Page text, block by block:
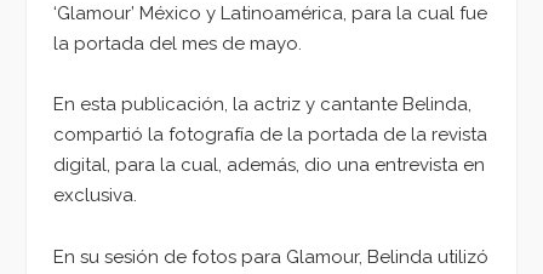
‘Glamour’ México y Latinoamérica, para la cual fue
la portada del mes de mayo.
En esta publicación, la actriz y cantante Belinda,
compartió la fotografía de la portada de la revista
digital, para la cual, además, dio una entrevista en
exclusiva.
En su sesión de fotos para Glamour, Belinda utilizó